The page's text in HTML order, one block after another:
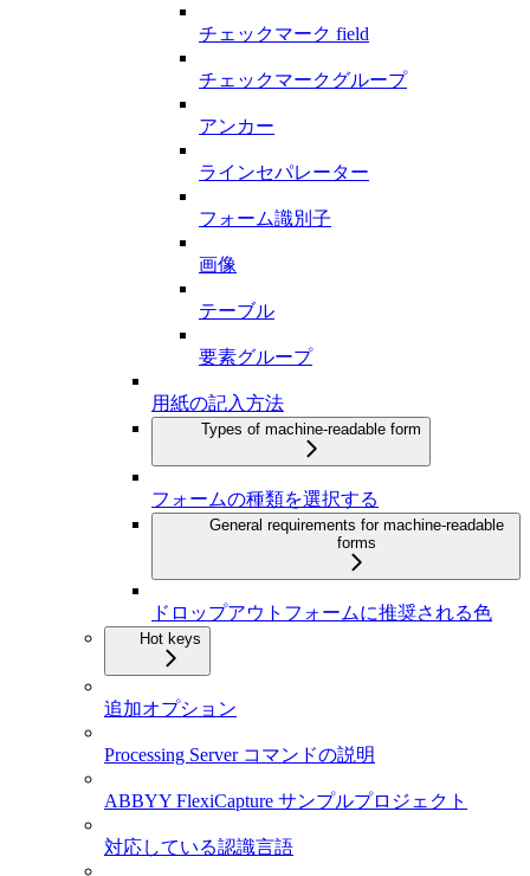
チェックマーク field
チェックマークグループ
アンカー
ラインセパレーター
フォーム識別子
画像
テーブル
要素グループ
用紙の記入方法
Types of machine-readable form
フォームの種類を選択する
General requirements for machine-readable
forms
ドロップアウトフォームに推奨される色
Hot keys
追加オプション
Processing Server コマンドの説明
ABBYY FlexiCapture サンプルプロジェクト
対応している認識言語